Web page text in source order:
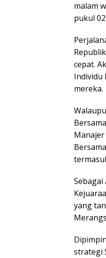
malam
pukul
cepat.
Individu
mereka.
yang
strategi